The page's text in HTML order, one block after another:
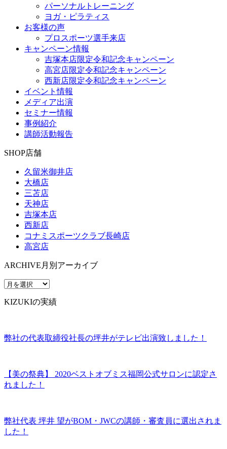
パーソナルトレーニング
ヨガ・ピラティス
お客様の声
プロスポーツ選手来店
キャンペーン情報
吉塚本店限定令和記念キャンペーン
高宮店限定令和記念キャンペーン
西新店限定令和記念キャンペーン
イベント情報
メディア出演
セミナー情報
事例紹介
講師活動報告
SHOP店舗
久留米御井店
大橋店
三苫店
天神店
吉塚本店
西新店
コナミスポーツクラブ長崎店
高宮店
ARCHIVE 月別アーカイブ
KIZUKIの実績
弊社の代表取締役社長の坪井がテレビ出演致しました！
【美の祭典】 2020ベストオブミス福岡公式サロンに認定さ
れました！
弊社代表 坪井 望がBOM・JWCの講師・審査員に選出されま
した！